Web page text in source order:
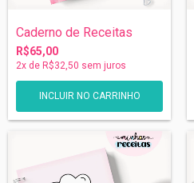
Caderno de Receitas
R$65,00
2x de R$32,50 sem juros